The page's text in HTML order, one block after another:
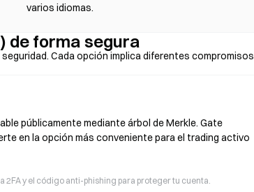
varios idiomas.
de forma segura
Cada opción implica diferentes compromisos
públicamente mediante árbol de Merkle. Gate
en la opción más conveniente para el trading activo
2FA y el código anti-phishing para proteger tu cuenta.